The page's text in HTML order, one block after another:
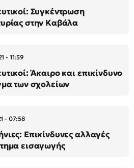
Συγκέντρωση
στην Καβάλα
- 11:59
Άκαιρο και επικίνδυνο
των σχολείων
- 07:58
Επικίνδυνες αλλαγές
εισαγωγής